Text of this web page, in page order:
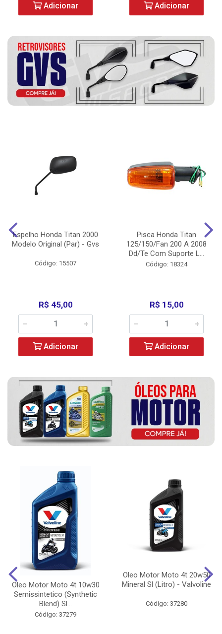
Adicionar Adicionar
Espelho Honda Titan 2000
Modelo Original (Par) - Gvs
Código: 15507
R$ 45,00
Adicionar
Pisca Honda Titan
125/150/Fan 200 A 2008
Dd/Te Com Suporte L...
Código: 18324
R$ 15,00
Adicionar
Oleo Motor Moto 4t 10w30
Semissintetico (Synthetic
Blend) Sl...
Código: 37279
Oleo Motor Moto 4t 20w50
Mineral Sl (Litro) - Valvoline
Código: 37280